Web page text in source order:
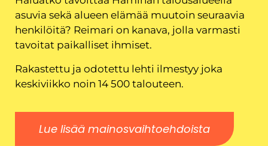
asuvia sekä alueen elämää muutoin seuraavia
henkilöitä? Reimari on kanava, jolla varmasti
tavoitat paikalliset ihmiset.
Rakastettu ja odotettu lehti ilmestyy joka
keskiviikko noin 14 500 talouteen.
Lue lisää mainosvaihtoehdoista